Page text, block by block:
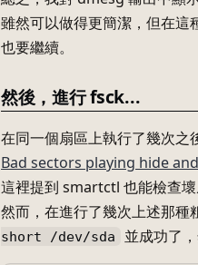
雖然可以做得更簡潔，但在這
也要繼續。
然後，進行 fsck...
在同一個扇區上執行了幾次之
Bad sectors playing hide
這裡提到 smartctl 也能檢查壞
然而，在進行了幾次上述那種
short /dev/sda
並成功了